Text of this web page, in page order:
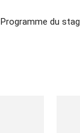
Programme du